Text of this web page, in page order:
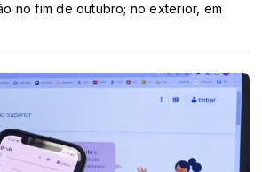
no fim de outubro; no exterior, em